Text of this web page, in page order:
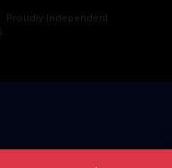
Independent.